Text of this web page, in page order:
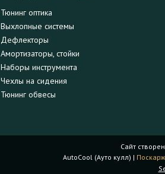
Тюнинг оптика
Выхлопные системы
Дефлекторы
Амортизаторы, стойки
Наборы инструмента
Чехлы на сидения
Тюнинг обвесы
Сайт
AutoCool (Ауто кулл) |